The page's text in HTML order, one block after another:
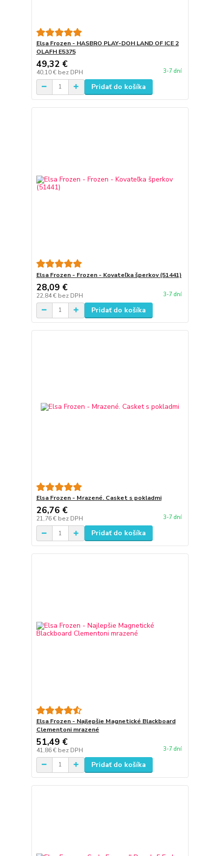
Elsa Frozen - HASBRO PLAY-DOH LAND OF ICE 2
OLAFH E5375
49,32 €
40,10 € bez DPH 3-7 dní
Pridať do košíka
Elsa Frozen - Frozen - Kovateľka šperkov (51441)
28,09 €
22,84 € bez DPH 3-7 dní
Pridať do košíka
Elsa Frozen - Mrazené. Casket s pokladmi
26,76 €
21,76 € bez DPH 3-7 dní
Pridať do košíka
Elsa Frozen - Najlepšie Magnetické Blackboard
Clementoni mrazené
51,49 €
41,86 € bez DPH 3-7 dní
Pridať do košíka